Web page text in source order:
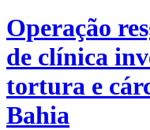
Operação
de clínica
tortura e
Bahia